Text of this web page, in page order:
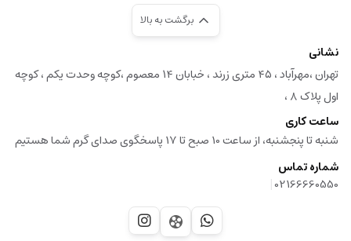
برگشت به بالا
نشانی
تهران ،مهرآباد ، ۴۵ متری زرند ، خبابان ۱۴ معصوم ،کوچه وحدت یکم ، کوچه
اول پلاک ۸ ،
ساعت کاری
شنبه تا پنجشنبه، از ساعت 10 صبح تا 17 پاسخگوی صدای گرم شما هستیم
شماره تماس
02166660550
|